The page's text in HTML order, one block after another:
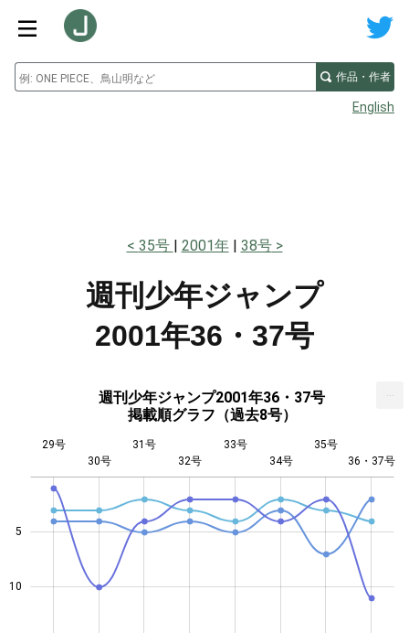
作品・作者
English
35号 2001年 38号
週刊少年ジャンプ
2001年36・37号
週刊少年ジャンプ2001年36・37号
掲載順グラフ（過去8号）
10
5
29号
30号
31号
32号
33号
34号
35号
36・37号